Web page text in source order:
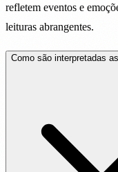
refletem eventos e
leituras abrangentes.
Como são interpretadas